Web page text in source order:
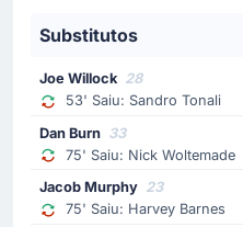
69' Gol !
Mads Hermansen
Temos gol em
United FC reduz a
Substitutos
Joe Willock 28
53' Saiu: Sandro Tonali
Dan Burn 33
75' Saiu: Nick Woltemade
Jacob Murphy 23
75' Saiu: Harvey Barnes